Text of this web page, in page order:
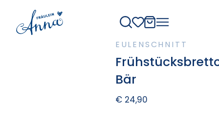
EULENSCHNITT
Bär
€24,90